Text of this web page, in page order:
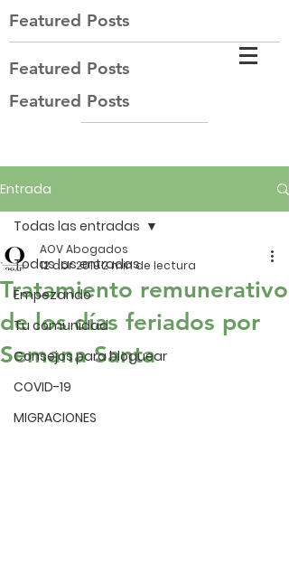
Featured Posts
Featured Posts
Featured Posts
Entrada
Todas las entradas
Empezando
Tu comunidad
Consejos para bloguear
COVID-19
MIGRACIONES
Todas las entradas
Tratamiento remunerativo
de los días feriados por
Semana Santa
AOV Abogados
12 abr 20192 min de lectura